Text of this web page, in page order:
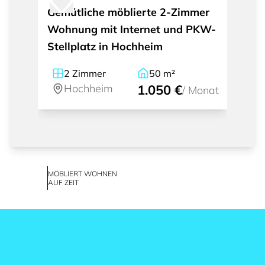
Gemütliche möblierte 2-Zimmer
Wohnung mit Internet und PKW-
Stellplatz in Hochheim
2 Zimmer
Hochheim
50 m²
1.050 €/ Monat
MÖBLIERT WOHNEN
AUF ZEIT